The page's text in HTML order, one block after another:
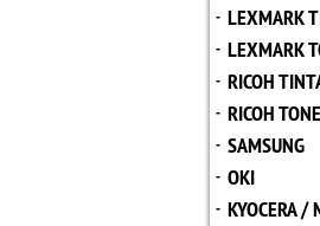
- LEXMARK
- LEXMARK
- RICOH
- RICOH
- SAMSUNG
- OKI
- KYOCERA /